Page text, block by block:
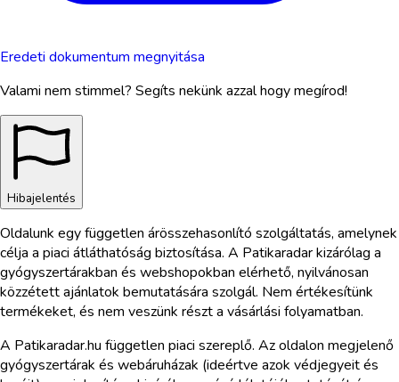
Eredeti dokumentum megnyitása
Valami nem stimmel? Segíts nekünk azzal hogy megírod!
Hibajelentés
Oldalunk egy független árösszehasonlító szolgáltatás, amelynek
célja a piaci átláthatóság biztosítása. A Patikaradar kizárólag a
gyógyszertárakban és webshopokban elérhető, nyilvánosan
közzétett ajánlatok bemutatására szolgál. Nem értékesítünk
termékeket, és nem veszünk részt a vásárlási folyamatban.
A Patikaradar.hu független piaci szereplő. Az oldalon megjelenő
gyógyszertárak és webáruházak (ideértve azok védjegyeit és